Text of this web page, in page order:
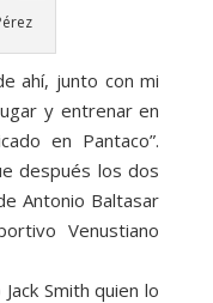
ahí, junto con mi
y entrenar en
en Pantaco”.
después los dos
Antonio Baltasar
Venustiano
Smith quien lo